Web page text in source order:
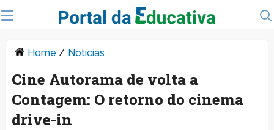
Home / Notícias
Cine Autorama de volta a
Contagem: O retorno do cinema
drive-in